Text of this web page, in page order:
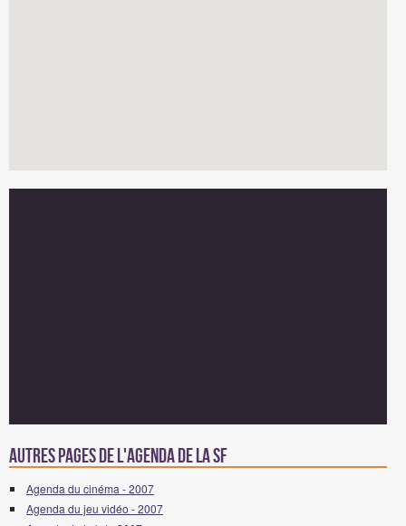
Autres pages de l'agenda de la SF
Agenda du cinéma - 2007
Agenda du jeu vidéo - 2007